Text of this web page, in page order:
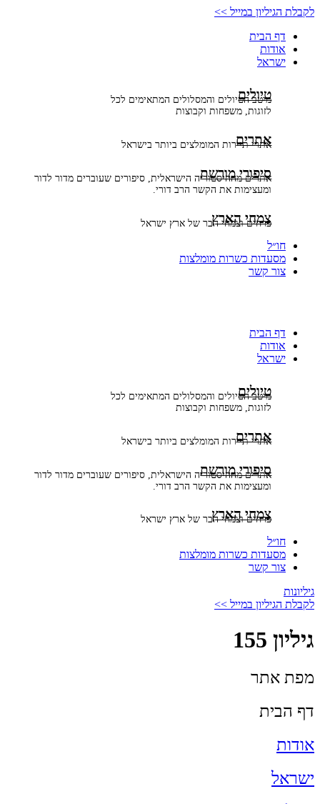
דלג
לקבלת הגיליון במייל >>
דף הבית
אודות
ישראל
טיולים
מיטב הטיולים והמסלולים המתאימים לכל
לזוגות, משפחות וקבוצות
אתרים
אתרי תיירות המומלצים ביותר בישראל
סיפורי מורשת
אתרים מההיסטוריה הישראלית, סיפורים שעוברים מדור לדור
ומעצימות את הקשר הרב דורי.
צמחי הארץ
פרחים וצמחי הבר של ארץ ישראל
חו״ל
מסעדות כשרות מומלצות
צור קשר
דף הבית
אודות
ישראל
טיולים
מיטב הטיולים והמסלולים המתאימים לכל
לזוגות, משפחות וקבוצות
אתרים
אתרי תיירות המומלצים ביותר בישראל
סיפורי מורשת
אתרים מההיסטוריה הישראלית, סיפורים שעוברים מדור לדור
ומעצימות את הקשר הרב דורי.
צמחי הארץ
פרחים וצמחי הבר של ארץ ישראל
חו״ל
מסעדות כשרות מומלצות
צור קשר
גיליונות
לקבלת הגיליון במייל >>
גיליון 155
מפת אתר
דף הבית
אודות
ישראל